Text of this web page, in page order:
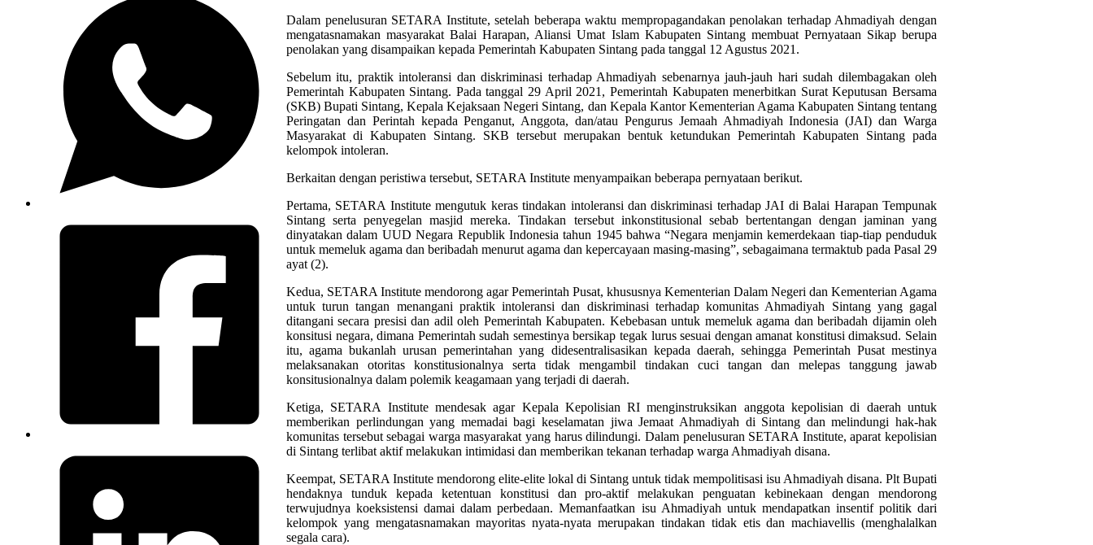
Dalam penelusuran SETARA Institute, setelah beberapa waktu mempropagandakan penolakan terhadap Ahmadiyah dengan
mengatasnamakan masyarakat Balai Harapan, Aliansi Umat Islam Kabupaten Sintang membuat Pernyataan Sikap berupa
penolakan yang disampaikan kepada Pemerintah Kabupaten Sintang pada tanggal 12 Agustus 2021.
Sebelum itu, praktik intoleransi dan diskriminasi terhadap Ahmadiyah sebenarnya jauh-jauh hari sudah dilembagakan oleh
Pemerintah Kabupaten Sintang. Pada tanggal 29 April 2021, Pemerintah Kabupaten menerbitkan Surat Keputusan Bersama
(SKB) Bupati Sintang, Kepala Kejaksaan Negeri Sintang, dan Kepala Kantor Kementerian Agama Kabupaten Sintang tentang
Peringatan dan Perintah kepada Penganut, Anggota, dan/atau Pengurus Jemaah Ahmadiyah Indonesia (JAI) dan Warga
Masyarakat di Kabupaten Sintang. SKB tersebut merupakan bentuk ketundukan Pemerintah Kabupaten Sintang pada
kelompok intoleran.
Berkaitan dengan peristiwa tersebut, SETARA Institute menyampaikan beberapa pernyataan berikut.
Pertama, SETARA Institute mengutuk keras tindakan intoleransi dan diskriminasi terhadap JAI di Balai Harapan Tempunak
Sintang serta penyegelan masjid mereka. Tindakan tersebut inkonstitusional sebab bertentangan dengan jaminan yang
dinyatakan dalam UUD Negara Republik Indonesia tahun 1945 bahwa “Negara menjamin kemerdekaan tiap-tiap penduduk
untuk memeluk agama dan beribadah menurut agama dan kepercayaan masing-masing”, sebagaimana termaktub pada Pasal 29
ayat (2).
Kedua, SETARA Institute mendorong agar Pemerintah Pusat, khususnya Kementerian Dalam Negeri dan Kementerian Agama
untuk turun tangan menangani praktik intoleransi dan diskriminasi terhadap komunitas Ahmadiyah Sintang yang gagal
ditangani secara presisi dan adil oleh Pemerintah Kabupaten. Kebebasan untuk memeluk agama dan beribadah dijamin oleh
konsitusi negara, dimana Pemerintah sudah semestinya bersikap tegak lurus sesuai dengan amanat konstitusi dimaksud. Selain
itu, agama bukanlah urusan pemerintahan yang didesentralisasikan kepada daerah, sehingga Pemerintah Pusat mestinya
melaksanakan otoritas konstitusionalnya serta tidak mengambil tindakan cuci tangan dan melepas tanggung jawab
konsitusionalnya dalam polemik keagamaan yang terjadi di daerah.
Ketiga, SETARA Institute mendesak agar Kepala Kepolisian RI menginstruksikan anggota kepolisian di daerah untuk
memberikan perlindungan yang memadai bagi keselamatan jiwa Jemaat Ahmadiyah di Sintang dan melindungi hak-hak
komunitas tersebut sebagai warga masyarakat yang harus dilindungi. Dalam penelusuran SETARA Institute, aparat kepolisian
di Sintang terlibat aktif melakukan intimidasi dan memberikan tekanan terhadap warga Ahmadiyah disana.
Keempat, SETARA Institute mendorong elite-elite lokal di Sintang untuk tidak mempolitisasi isu Ahmadiyah disana. Plt Bupati
hendaknya tunduk kepada ketentuan konstitusi dan pro-aktif melakukan penguatan kebinekaan dengan mendorong
terwujudnya koeksistensi damai dalam perbedaan. Memanfaatkan isu Ahmadiyah untuk mendapatkan insentif politik dari
kelompok yang mengatasnamakan mayoritas nyata-nyata merupakan tindakan tidak etis dan machiavellis (menghalalkan
segala cara).